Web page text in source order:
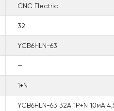
CNC Electric
32
YCB6HLN-63
—
1+N
YCB6HLN-63 32А 1P+N 10мА